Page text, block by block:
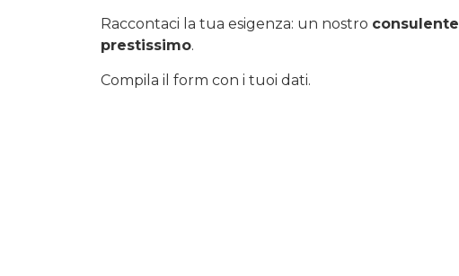
Raccontaci la tua esigenza: un nostro consulente
prestissimo.
Compila il form con i tuoi dati.